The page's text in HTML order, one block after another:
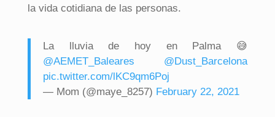
la vida cotidiana de las personas.
La lluvia de hoy en Palma 😅
@AEMET_Baleares
@Dust_Barcelona
pic.twitter.com/lKC9qm6Poj
— Mom (@maye_8257) February 22, 2021